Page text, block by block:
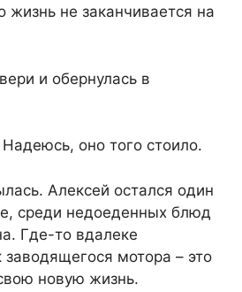
жизнь не заканчивается на
и обернулась в
оно того стоило.
Алексей остался один
среди недоеденных блюд
Где-то вдалеке
мотора – это
новую жизнь.